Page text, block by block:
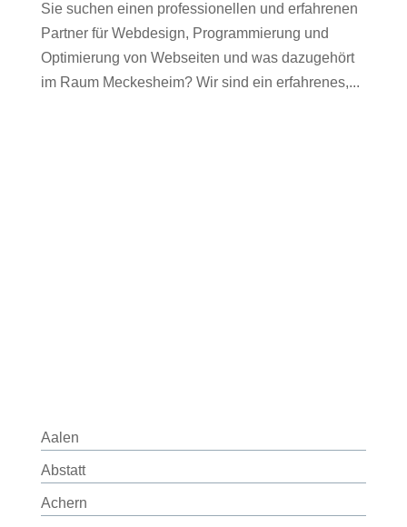
Sie suchen einen professionellen und erfahrenen
Partner für Webdesign, Programmierung und
Optimierung von Webseiten und was dazugehört
im Raum Meckesheim? Wir sind ein erfahrenes,...
Aalen
Abstatt
Achern